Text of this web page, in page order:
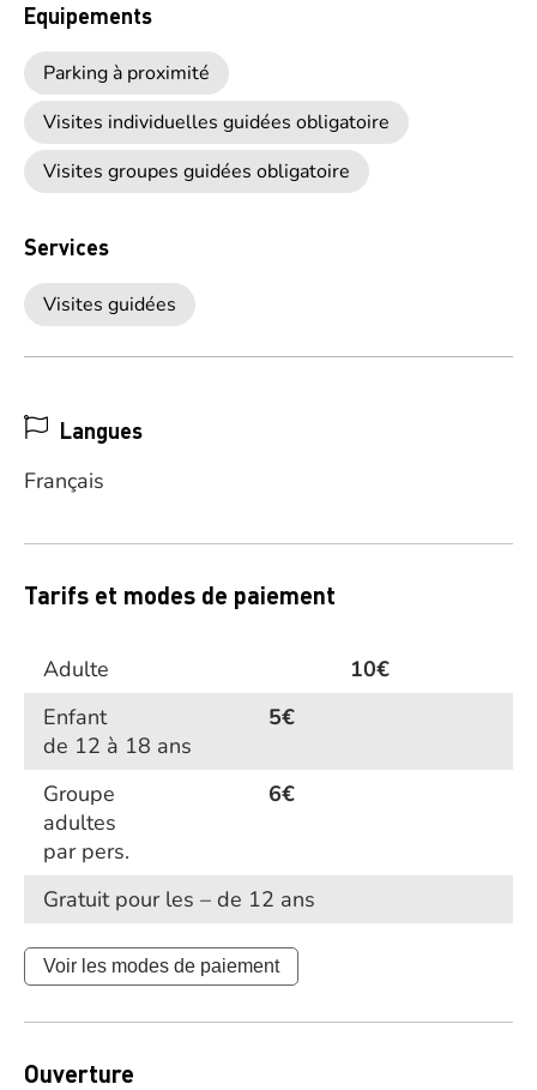
Equipements
Parking à proximité
Visites individuelles guidées obligatoire
Visites groupes guidées obligatoire
Services
Visites guidées
Langues
Français
Tarifs et modes de paiement
Adulte
10€
Enfant
5€
de 12 à 18 ans
Groupe
adultes
6€
par pers.
Gratuit pour les – de 12 ans
Voir les modes de paiement
Ouverture